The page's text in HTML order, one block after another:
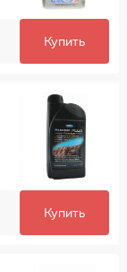
Купить
Купить